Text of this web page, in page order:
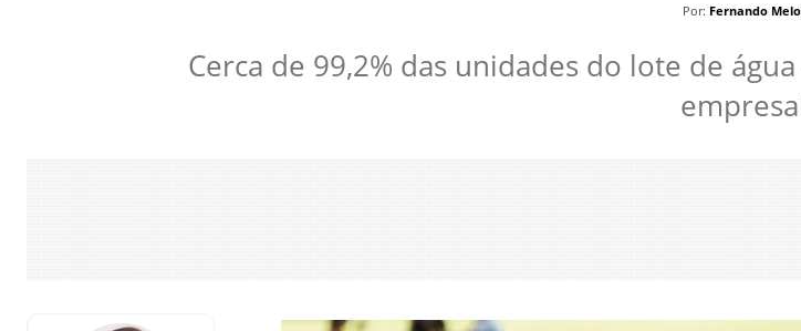
Por: Fernando Melo
Cerca de 99,2% das unidades do lote de